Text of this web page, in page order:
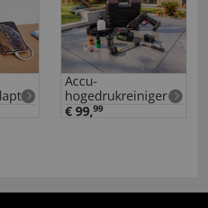
Accu-
hogedrukreiniger
€ 99,99